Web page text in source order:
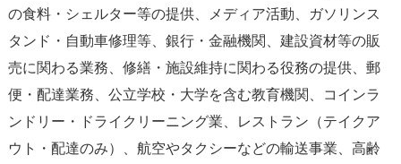
の食料・シェルター等の提供、メディア活動、ガソリンス
タンド・自動車修理等、銀行・金融機関、建設資材等の販
売に関わる業務、修繕・施設維持に関わる役務の提供、郵
便・配達業務、公立学校・大学を含む教育機関、コインラ
ンドリー・ドライクリーニング業、レストラン（テイクア
ウト・配達のみ）、航空やタクシーなどの輸送事業、高齢